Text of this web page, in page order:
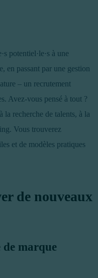
potentiel·le·s à une
en passant par une gestion
– un recrutement
Avez-vous pensé à tout ?
la recherche de talents, à la
Vous trouverez
et de modèles pratiques
de nouveaux
de marque